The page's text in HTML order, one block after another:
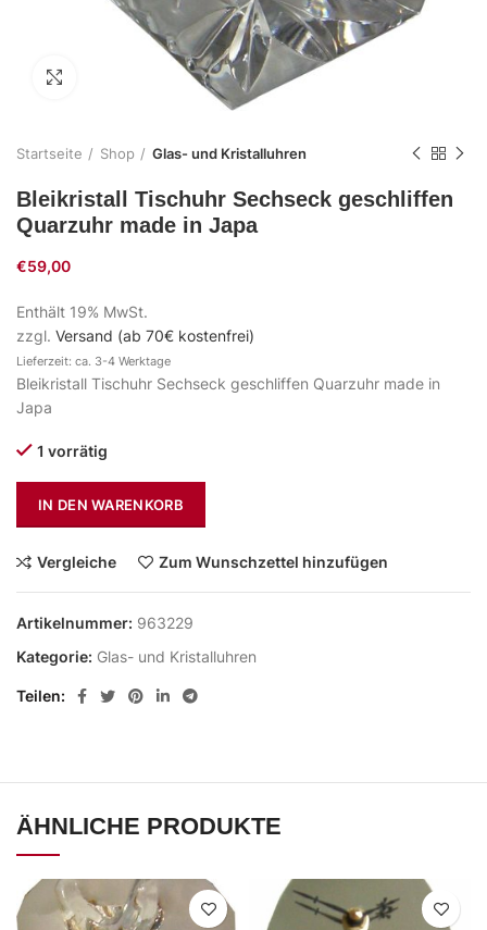
Zum Vergrößern klicken
Startseite Shop Glas- und Kristalluhren
Bleikristall Tischuhr Sechseck geschliffen
Quarzuhr made in Japa
€59,00
Enthält 19% MwSt.
zzgl. Versand (ab 70€ kostenfrei)
Lieferzeit: ca. 3-4 Werktage
Bleikristall Tischuhr Sechseck geschliffen Quarzuhr made in
Japa
1 vorrätig
IN DEN WARENKORB
Vergleiche Zum Wunschzettel hinzufügen
Artikelnummer: 963229
Kategorie: Glas- und Kristalluhren
Teilen
ÄHNLICHE PRODUKTE